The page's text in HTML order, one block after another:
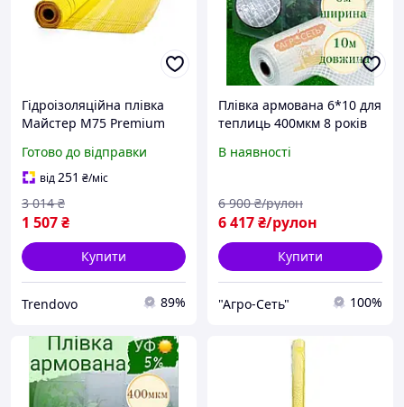
Гідроізоляційна плівка
Майстер M75 Premium
вологи в будівництві 75м2
жовта
Готово до відправки
від251 ₴/міс
1 507₴
3 014 ₴
Купити
Trendovo 89%
Плівка армована 6*10 для
теплиць 400мкм 8 років
В наявності
6 417₴/рулон
6 900 ₴/рулон
Купити
"Агро-Сеть" 100%